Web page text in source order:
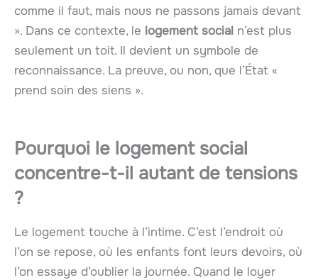
comme il faut, mais nous ne passons jamais devant
». Dans ce contexte, le logement social n’est plus
seulement un toit. Il devient un symbole de
reconnaissance. La preuve, ou non, que l’État «
prend soin des siens ».
Pourquoi le logement social
concentre-t-il autant de tensions
?
Le logement touche à l’intime. C’est l’endroit où
l’on se repose, où les enfants font leurs devoirs, où
l’on essaye d’oublier la journée. Quand le loyer